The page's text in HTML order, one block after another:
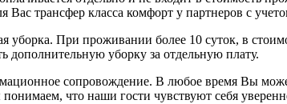
трансфер класса комфорт у партнеров с
При проживании более 10 суток, в
дополнительную уборку за отдельную плату.
сопровождение. В любое время Вы
что наши гости чувствуют себя